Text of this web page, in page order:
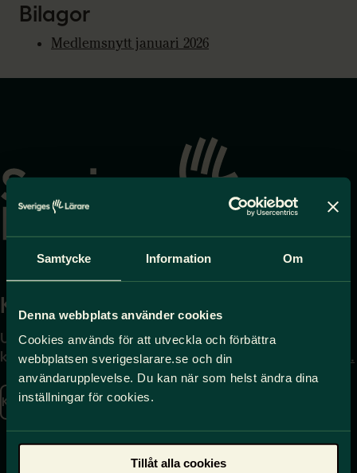
Samtycke Information Om
Denna webbplats använder cookies
Cookies används för att utveckla och förbättra
webbplatsen sverigeslarare.se och din
användarupplevelse. Du kan när som helst ändra dina
inställningar för cookies.
Tillåt alla cookies
Bilagor
Medlemsnytt januari 2026
startsidan
Kontakta
Uppgifter om hur du
kontaktar oss finns här.
Kontakta oss
Press
Journalist – du når oss
på press@sverigeslarare.
se